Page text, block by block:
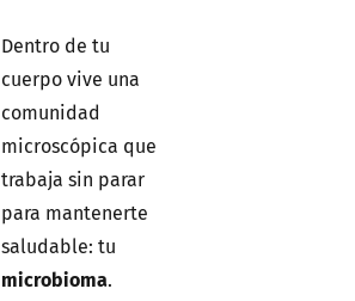
Dentro de tu
cuerpo vive una
comunidad
microscópica que
trabaja sin parar
para mantenerte
saludable: tu
microbioma.